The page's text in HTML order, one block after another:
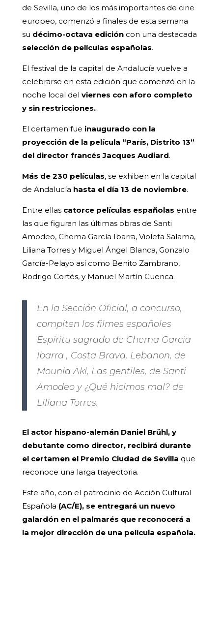
de Sevilla, uno de los más importantes de cine
europeo, comenzó a finales de esta semana
su décimo-octava edicióncon una destacada
selección de películas españolas.
El festival de la capital de Andalucía vuelve a
celebrarse en esta edición que comenzó en la
noche local del viernes con aforo completo
y sin restricciones.
El certamen fue inaugurado con la
proyección de la película “París, Distrito 13”
del director francés Jacques Audiard.
Más de 230 películas, se exhiben en la capital
de Andalucía hasta el día 13 de noviembre.
Entre ellas catorce películas españolas entre
las que figuran las últimas obras de Santi
Amodeo, Chema García Ibarra, Violeta Salama,
Liliana Torres y Miguel Ángel Blanca, Gonzalo
García-Pelayo así como Benito Zambrano,
Rodrigo Cortés, y Manuel Martín Cuenca.
En la Sección Oficial, a concurso,
compiten los filmes españoles
Espíritu sagrado de Chema García
Ibarra , Costa Brava, Lebanon, de
Mounia Akl, Las gentiles, de Santi
Amodeo y ¿Qué hicimos mal? de
Liliana Torres.
El actor hispano-alemán Daniel Brühl, y
debutante como director, recibirá durante
el certamen el Premio Ciudad de Sevilla que
reconoce una larga trayectoria.
Este año, con el patrocinio de Acción Cultural
Española (AC/E), se entregará un nuevo
galardón en el palmarés que reconocerá a
la mejor dirección de una película española.